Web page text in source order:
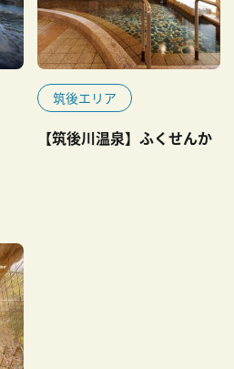
筑後エリア
【筑後川温泉】ふくせんか